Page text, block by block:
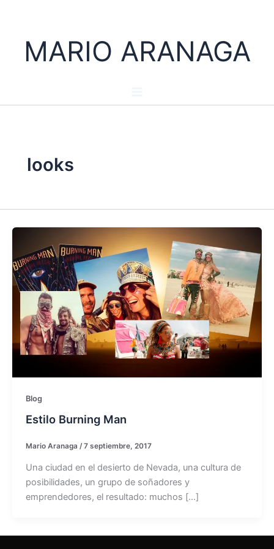
MARIO ARANAGA
looks
Blog
Estilo Burning Man
Mario Aranaga /7 septiembre, 2017
Una ciudad en el desierto de Nevada, una cultura de
posibilidades, un grupo de soñadores y
emprendedores, el resultado: muchos […]